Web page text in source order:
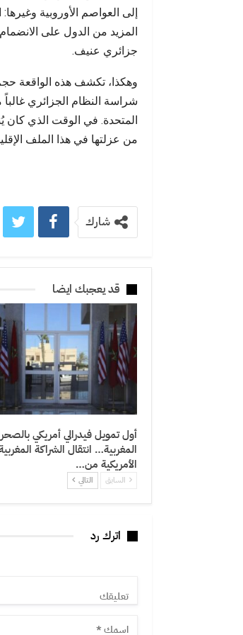
إلى العواصم الأوروبية
المزيد من الدول على
جزائري عنيف.
وهكذا، تكشف هذه الواقعة
شراسة النظام الجزائري
المتحدة. في الوقت الذي كان
من عزلتها في هذا الملف
شارك
قد يعجبك ايضا
أول تمويل فيدرالي أمريكي
المغربية… انتقال الشراكة
الأمريكية من…
السابق التالي
اترك رد